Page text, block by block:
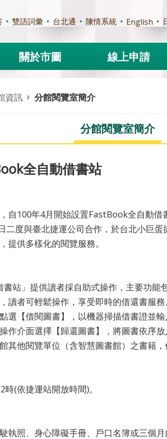
雙語詞彙 台北通 陳情系統 English
關於市圖 線上申請
資訊 分館閱覽室簡介
分館閱覽室簡介
全自動借書站
自100年4月開始設置FastBook全自動
二度與臺北捷運公司合作，於台北小巨
提供多樣化的閱覽服務。
書站」提供讀者採自助式操作，主要功
讀者可輕鬆操作，享受即時的借還書服
選【借閱圖書】，以機器掃描借書證並
作介面選擇【歸還圖書】，將圖書依序
其他閱覽單位（含智慧圖書館）之書籍，
(依捷運站開放時間)。
執照、身心障礙手冊、戶口名簿或三個